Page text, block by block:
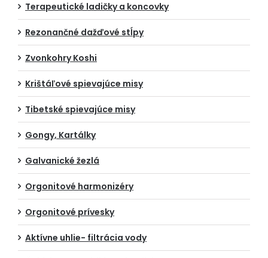
Terapeutické ladičky a koncovky
Rezonančné dažďové stĺpy
Zvonkohry Koshi
Krištáľové spievajúce misy
Tibetské spievajúce misy
Gongy, Kartálky
Galvanické žezlá
Orgonitové harmonizéry
Orgonitové prívesky
Aktívne uhlie- filtrácia vody